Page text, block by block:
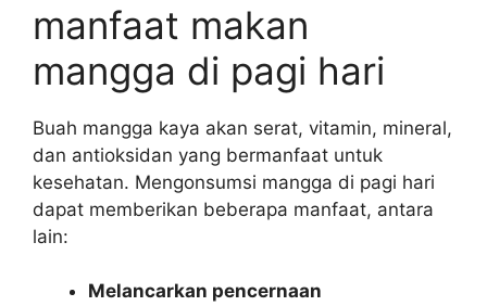
manfaat makan
mangga di pagi hari
Buah mangga kaya akan serat, vitamin, mineral,
dan antioksidan yang bermanfaat untuk
kesehatan. Mengonsumsi mangga di pagi hari
dapat memberikan beberapa manfaat, antara
lain:
Melancarkan pencernaan